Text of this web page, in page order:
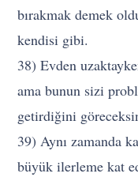
bırakmak demek
kendisi gibi.
38) Evden
ama bunun sizi
getirdiğini
39) Aynı zamanda
büyük ilerleme kat